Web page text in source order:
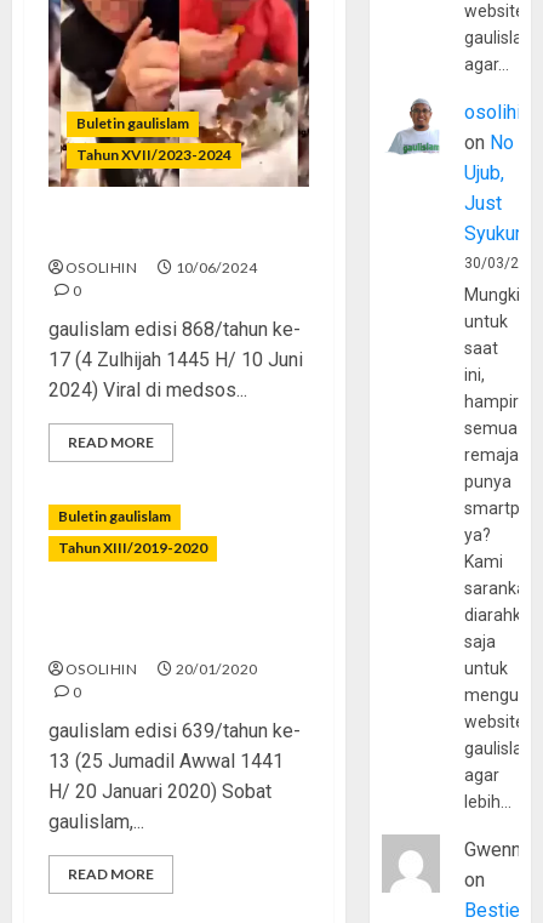
Buletin gaulislam
Tahun XVII/2023-2024
OSOLIHIN
10/06/2024
0
gaulislam edisi 868/tahun ke-
17 (4 Zulhijah 1445 H/ 10 Juni
2024) Viral di medsos...
READ MORE
Buletin gaulislam
Tahun XIII/2019-2020
OSOLIHIN
20/01/2020
0
gaulislam edisi 639/tahun ke-
13 (25 Jumadil Awwal 1441
H/ 20 Januari 2020) Sobat
gaulislam,...
READ MORE
website
agar…
osolihin
on No
Ujub,
Just
Syukur
30/03/
Mungkin
untuk
saat
ini,
hampir
semua
remaja
punya
ya?
Kami
sarankan,
diarahkan
saja
untuk
website
agar
lebih…
Gwenny
on
Bestie